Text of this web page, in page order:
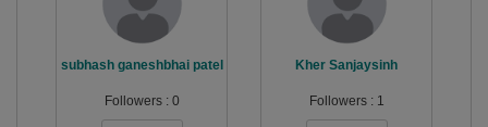
subhash ganeshbhai patel
Followers : 0
Kher Sanjaysinh
Followers : 1